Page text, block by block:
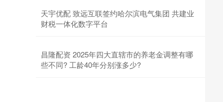
天宇优配 致远互联签约哈尔滨电气集团 共建业
财税一体化数字平台
昌隆配资 2025年四大直辖市的养老金调整有哪
些不同? 工龄40年分别涨多少?